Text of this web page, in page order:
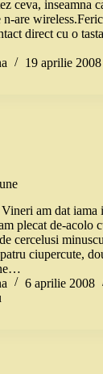
ceva, inseamna
are
direct cu o
19 aprilie 2008
am dat iama
plecat de-acolo
cercelusi
ciupercute,
6 aprilie 2008